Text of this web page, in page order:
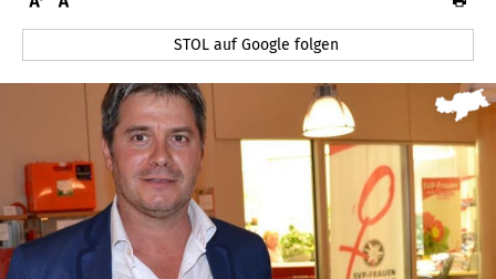
STOL auf Google folgen